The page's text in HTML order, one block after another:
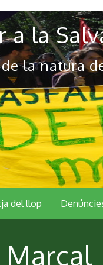
a la
la natura
del llop